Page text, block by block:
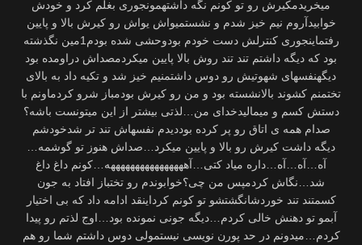
میخریدمکیرش رو تو کونم نگه داشتهمونجوری بغلم کرد و خودش
خوابیدآروم نیم خیز شدم و نشستمیواش یواش رو کیرش بالا و پایین
رفتماینجوری کنترلش دست خودم بودوحشی شده بودم1مین نگذشته
بود که دیگه داشتم تند تند روش بالا پایین میکردمصداش دراومده بود
دیگهنفسهای شهوتیش رو دوس داشتمنیم خیز شد و تکیه داد به بالای
تختمنم کشوند بالانشسته بود و من رو کیرش بودمباز شرو کردماونم با
دستش کسم و میمالیدخدای من…لذتی بیشتر از این میتونست باشه؟
صدام همه ی اتاق رو پر کرده بوددیدم نفسهاش تند تر شدخودشم
دیگه داشت کیرش رو بالا و پایین میکرد…صداش هنوز تو گوشمه…
آه…آه…آه…داره میاد کتی…آههههههههههههههههه…کونم داغ داغ
شد…نگاش کردمپس من چی؟خوابوندم رو تختباز افتاد به جون
کسمتند تند خوردشانگشتشو تو کونم کرداینقد ادامه داد که بی اختیار
آبمو تو دهنش خالی کردم…دیگه جونی نمونده بود…اوج لذتم رو پیدا
کردم…میدونم در حد پورن نویسی نیستمولی دوس داشتم شما رو هم